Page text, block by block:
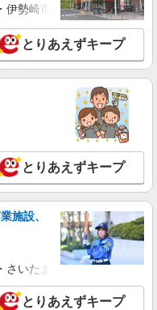
械の部品の運搬
月給例】208.826円〜
時間)×21(稼働日数)
羽 【ラウンドマー
湯より自転車で8分
詳細を見る
AGT浜松エリア 高尾CL
NEW
ング
月収例：258,000円(月給＋
詳細：袋井市 通勤方法：徒
/バイク 最寄り駅：袋井駅
※構内の（無料）駐車場利
伊勢崎市・太田市・館林市
とりあえずキープ
とりあえずキープ
施設、
さいたま市岩槻区・久喜市・
とりあえずキープ